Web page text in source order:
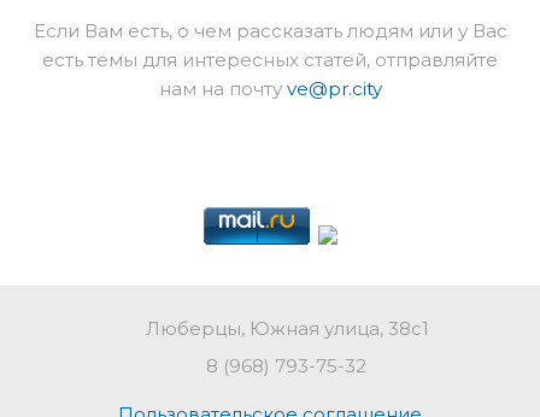
Если Вам есть, о чем рассказать людям или у Вас
есть темы для интересных статей, отправляйте
нам на почту ve@pr.city
Люберцы, Южная улица, 38с1
8 (968) 793-75-32